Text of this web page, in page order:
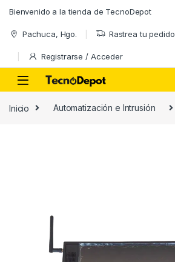
Bienvenido a la tienda de TecnoDepot
Pachuca, Hgo. Rastrea tu pedido
Registrarse / Acceder
Inicio Automatización e Intrusión